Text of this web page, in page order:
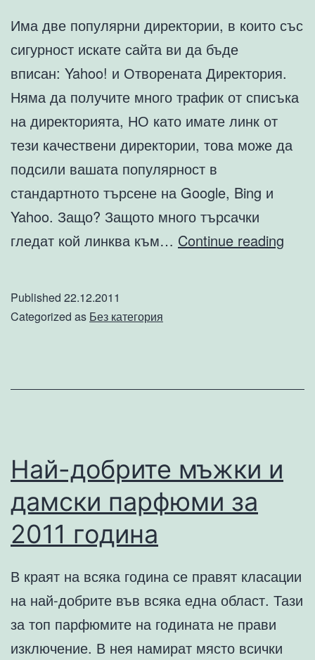
Има две популярни директории, в които със
сигурност искате сайта ви да бъде
вписан: Yahoo! и Отворената Директория.
Няма да получите много трафик от списъка
на директорията, НО като имате линк от
тези качествени директории, това може да
подсили вашата популярност в
стандартното търсене на Google, Bing и
Yahoo. Защо? Защото много търсачки
гледат кой линква към… Continue reading
Published 22.12.2011
Categorized as Без категория
Най-добрите мъжки и
дамски парфюми за
2011 година
В краят на всяка година се правят класации
на най-добрите във всяка една област. Тази
за топ парфюмите на годината не прави
изключение. В нея намират място всички